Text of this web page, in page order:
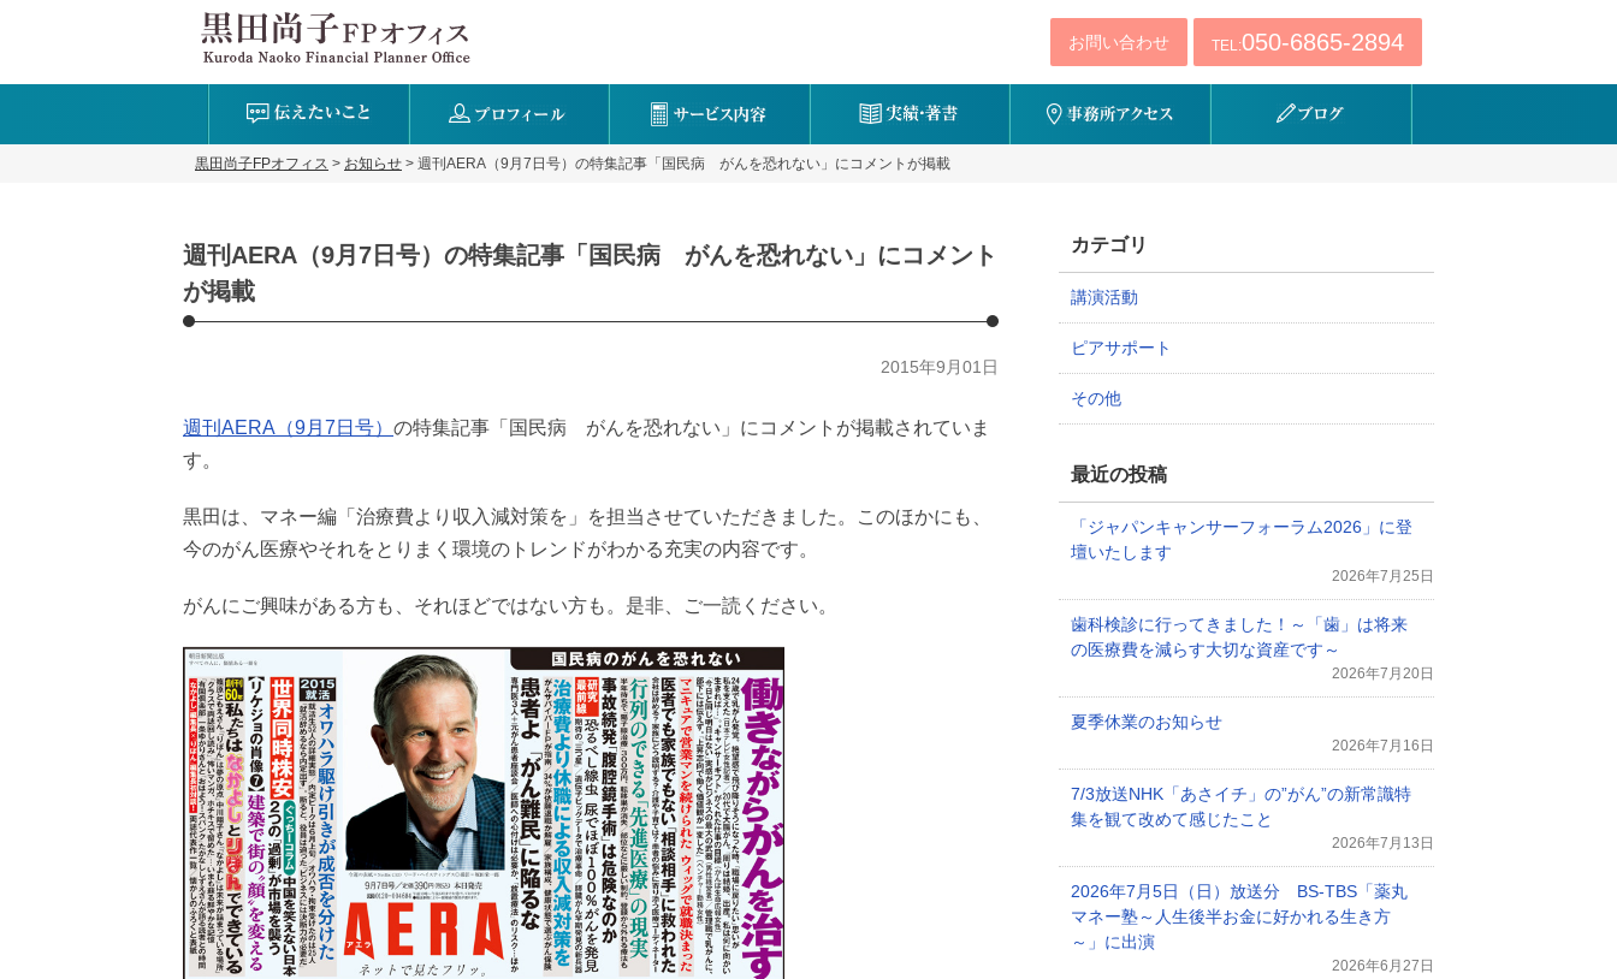
TEL:050-6865-2894
お問い合わせ
黒田尚子FPオフィス > お知らせ > 週刊AERA（9月7日号）の特集記事「国民病 がんを恐れない」にコメントが掲載
週刊AERA（9月7日号）の特集記事「国民病 がんを恐れない」にコメント
が掲載
2015年9月01日
週刊AERA（9月7日号） の特集記事「国民病 がんを恐れない」にコメントが掲載されていま
す。
黒田は、マネー編「治療費より収入減対策を」を担当させていただきました。このほかにも、
今のがん医療やそれをとりまく環境のトレンドがわかる充実の内容です。
がんにご興味がある方も、それほどではない方も。是非、ご一読ください。
カテゴリ
講演活動
ピアサポート
その他
最近の投稿
「ジャパンキャンサーフォーラム2026」に登
壇いたします
2026年7月25日
歯科検診に行ってきました！～「歯」は将来
の医療費を減らす大切な資産です～
2026年7月20日
夏季休業のお知らせ
2026年7月16日
7/3放送NHK「あさイチ」の”がん”の新常識特
集を観て改めて感じたこと
2026年7月13日
2026年7月5日（日）放送分 BS-TBS「薬丸
マネー塾～人生後半お金に好かれる生き方
～」に出演
2026年6月27日